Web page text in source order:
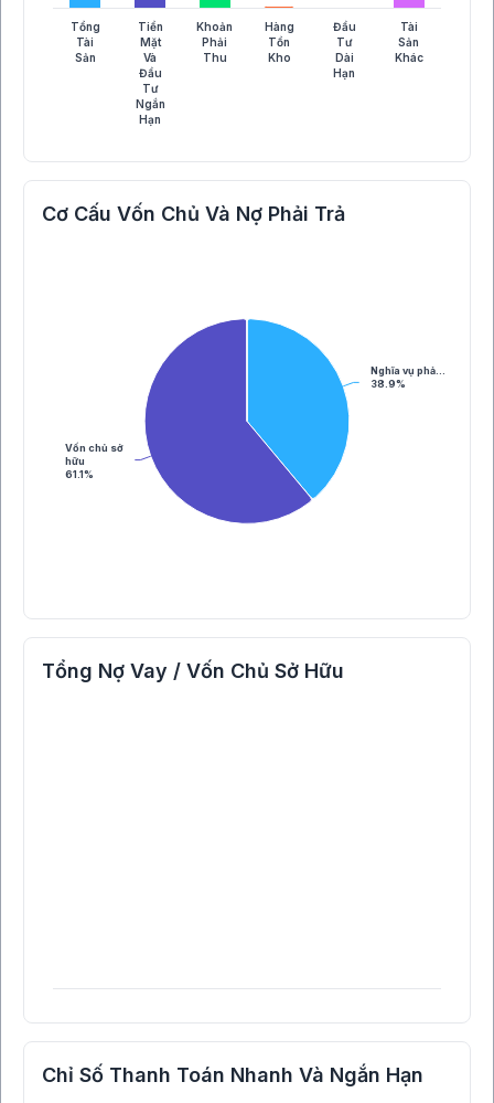
Tổng
Tài
Sản
Tiền
Mặt
Và
Đầu
Tư
Ngắn
Hạn
Khoản
Phải
Thu
Hàng
Tồn
Kho
Đầu
Tư
Dài
Hạn
Tài
Sản
Khác
Cơ Cấu Vốn Chủ Và Nợ Phải Trả
Nghĩa vụ phả…
38.9%
Vốn chủ sở
hữu
61.1%
Tổng Nợ Vay / Vốn Chủ Sở Hữu
Chỉ Số Thanh Toán Nhanh Và Ngắn Hạn